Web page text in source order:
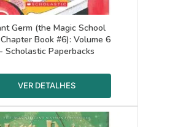
Germ (the Magic School
Book #6): Volume 6
- Scholastic Paperbacks